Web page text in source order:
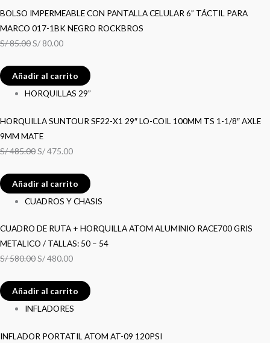
BOLSO IMPERMEABLE CON PANTALLA CELULAR 6” TÁCTIL PARA
MARCO 017-1BK NEGRO ROCKBROS
S/85.00S/ 80.00
Añadir al carrito
HORQUILLAS 29”
HORQUILLA SUNTOUR SF22-X1 29″ LO-COIL 100MM TS 1-1/8″ AXLE
9MM MATE
S/485.00S/475.00
Añadir al carrito
CUADROS Y CHASIS
CUADRO DE RUTA + HORQUILLA ATOM ALUMINIO RACE700 GRIS
METALICO / TALLAS: 50 – 54
S/580.00S/480.00
Añadir al carrito
INFLADORES
INFLADOR PORTATIL ATOM AT-09 120PSI